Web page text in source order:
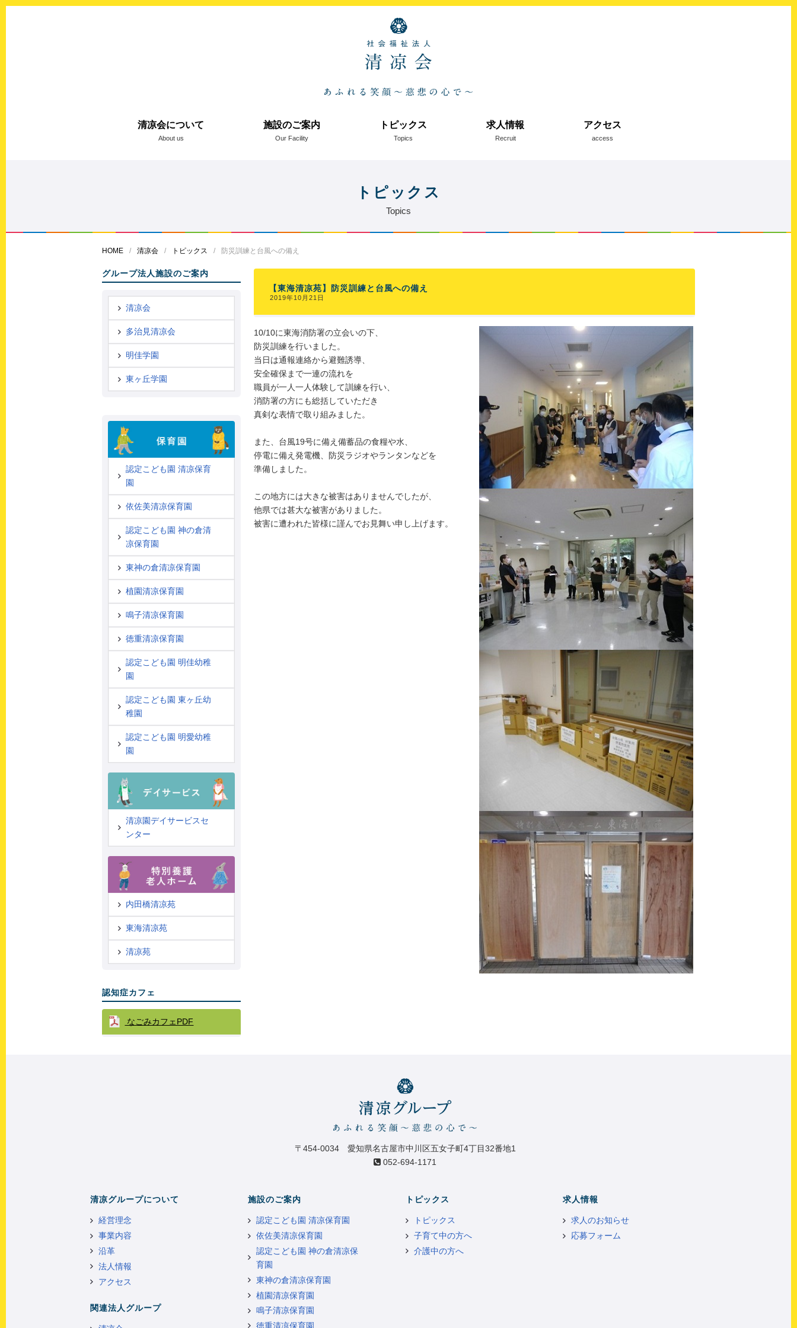
清凉会について
About us
施設のご案内
Our Facility
トピックス
Topics
求人情報
Recruit
アクセス
access
トピックス
Topics
HOME 清凉会 トピックス 防災訓練と台風への備え
グループ法人施設のご案内
清凉会
多治見清凉会
明佳学園
東ヶ丘学園
認定こども園 清凉保育
園
依佐美清凉保育園
認定こども園 神の倉清
凉保育園
東神の倉清凉保育園
植園清凉保育園
鳴子清凉保育園
徳重清凉保育園
認定こども園 明佳幼稚
園
認定こども園 東ヶ丘幼
稚園
認定こども園 明愛幼稚
園
清凉園デイサービスセ
ンター
内田橋清凉苑
東海清凉苑
清凉苑
認知症カフェ
なごみカフェPDF
【東海清凉苑】防災訓練と台風への備え
2019年10月21日
10/10に東海消防署の立会いの下、
防災訓練を行いました。
当日は通報連絡から避難誘導、
安全確保まで一連の流れを
職員が一人一人体験して訓練を行い、
消防署の方にも総括していただき
真剣な表情で取り組みました。
また、台風19号に備え備蓄品の食糧や水、
停電に備え発電機、防災ラジオやランタンなどを
準備しました。
この地方には大きな被害はありませんでしたが、
他県では甚大な被害がありました。
被害に遭われた皆様に謹んでお見舞い申し上げます。
〒454-0034 愛知県名古屋市中川区五女子町4丁目32番地1
052-694-1171
清凉グループについて
経営理念
事業内容
沿革
法人情報
アクセス
関連法人グループ
施設のご案内
認定こども園 清凉保育園
依佐美清凉保育園
認定こども園 神の倉清凉保
育園
東神の倉清凉保育園
植園清凉保育園
鳴子清凉保育園
徳重清凉保育園
トピックス
トピックス
子育て中の方へ
介護中の方へ
求人情報
求人のお知らせ
応募フォーム